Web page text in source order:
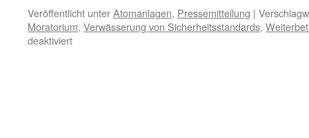
Veröffentlicht unterAtomanlagen, Pressemitteilung |
Moratorium, Verwässerung von Sicherheitsstandards,
deaktiviertfür